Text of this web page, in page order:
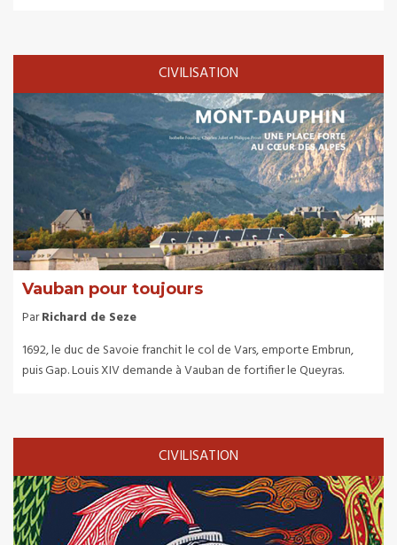
CIVILISATION
Vauban pour toujours
ParRichard de Seze
1692, le duc de Savoie franchit le col de Vars, emporte Embrun,
puis Gap. Louis XIV demande à Vauban de fortifier le Queyras.
CIVILISATION